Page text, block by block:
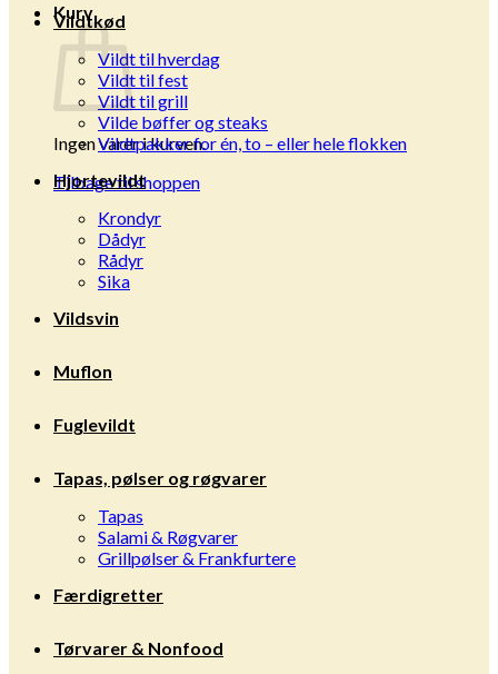
Kurv
Ingen varer i kurven.
Tilbage til shoppen
Vildtkød
Vildt til hverdag
Vildt til fest
Vildt til grill
Vilde bøffer og steaks
Vildtpakker for én, to – eller hele flokken
Hjortevildt
Krondyr
Dådyr
Rådyr
Sika
Vildsvin
Muflon
Fuglevildt
Tapas, pølser og røgvarer
Tapas
Salami & Røgvarer
Grillpølser & Frankfurtere
Færdigretter
Tørvarer & Nonfood